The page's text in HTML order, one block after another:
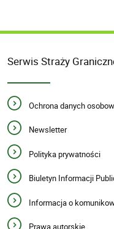
Serwis Straży
Ochrona danych
Newsletter
Polityka prywatności
Biuletyn Informacji
Informacja o
Prawa autorskie